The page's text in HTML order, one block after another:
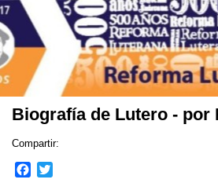
Biografía de Lutero - por
Compartir: